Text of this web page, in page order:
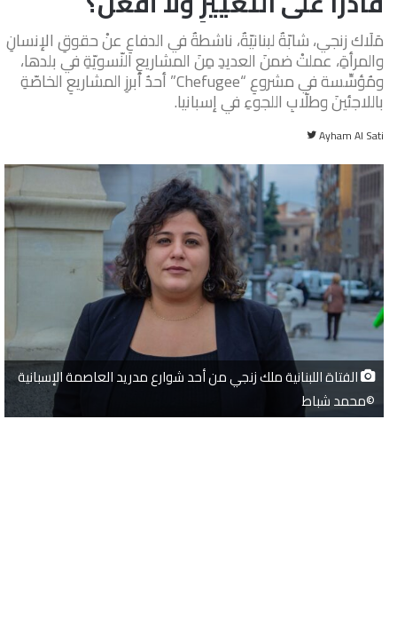
مَلَاك زنجي، شابّةٌ لبنانيّةٌ، ناشطةٌ في الدفاعِ عنْ حقوقِ الإنسانِ
والمرأةِ، عملتْ ضمنَ العديدِ مِنَ المشاريعِ النّسويّةِ في بلدها،
ومُؤسِّسة في مشروعِ “Chefugee” أحدُ أبرزِ المشاريعِ الخاصّةِ
باللاجئينَ وطلّابِ اللجوءِ في إسبانيا.
Ayham Al Sati
الفتاة اللبنانية ملك زنجي من أحد شوارع مدريد العاصمة الإسبانية
©محمد شباط